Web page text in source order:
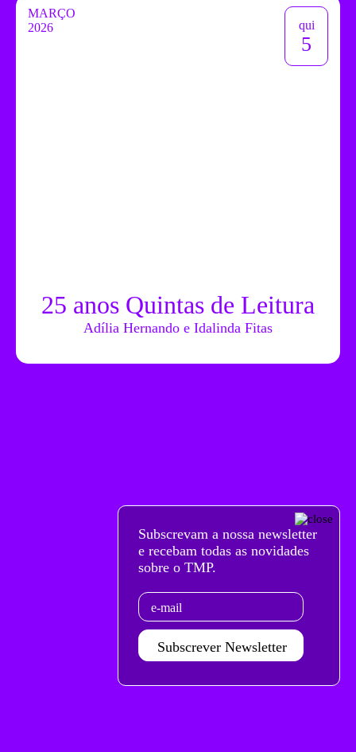
MARÇO
2026
qui
5
25 anos Quintas de Leitura
Adília Hernando e Idalinda Fitas
Subscrevam a nossa newsletter
e recebam todas as novidades
sobre o TMP.
Email
Subscrever Newsletter